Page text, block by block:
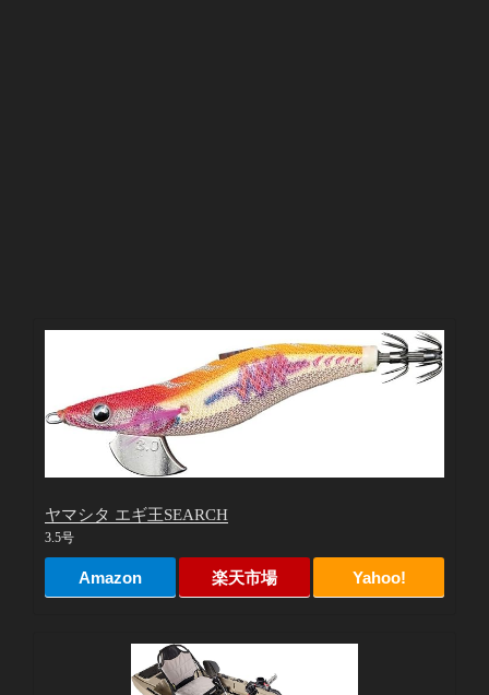
ヤマシタ エギ王SEARCH
3.5号
Amazon 楽天市場 Yahoo!